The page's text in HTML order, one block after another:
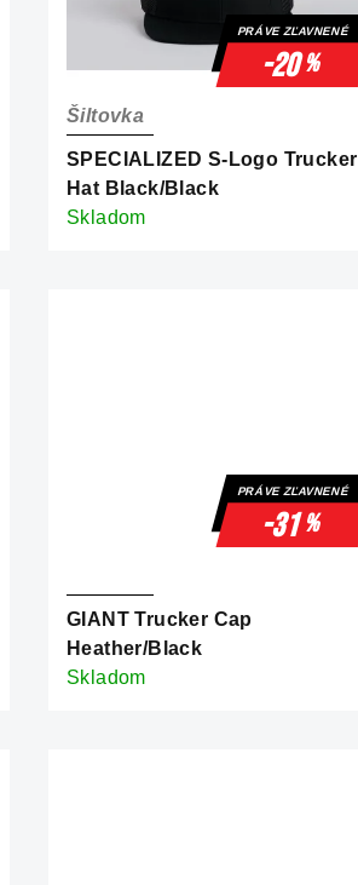
PRÁVE ZĽAVNENÉ
-20%
SPECIALIZED S-Logo Trucker
Hat Black/Black
Šiltovka
Skladom
PRÁVE ZĽAVNENÉ
-31%
GIANT Trucker Cap
Heather/Black
Skladom